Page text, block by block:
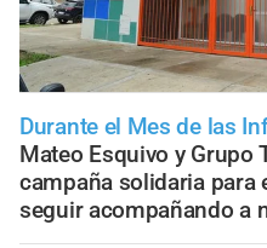
Durante el Mes de las
Mateo Esquivo y
campaña solidaria para
seguir acompañando a